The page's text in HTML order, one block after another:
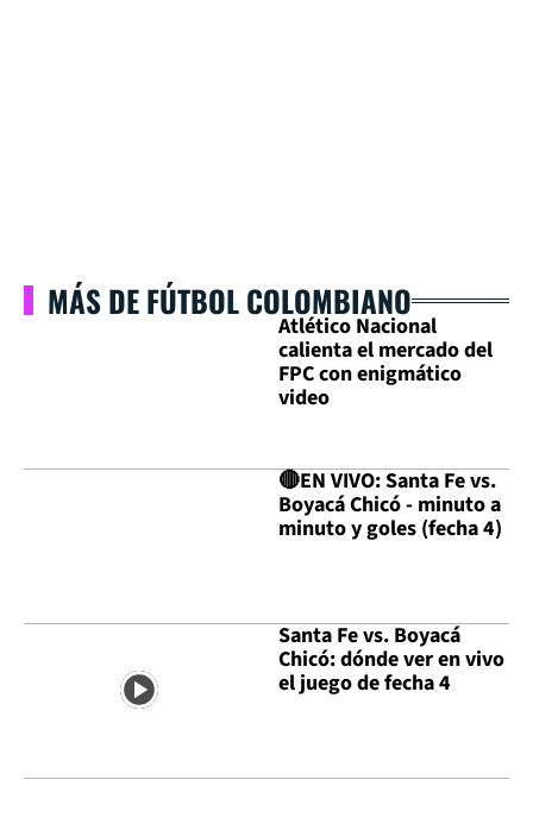
MÁS DE FÚTBOL COLOMBIANO
Atlético Nacional
calienta el mercado del
FPC con enigmático
video
🔴EN VIVO: Santa Fe vs.
Boyacá Chicó - minuto a
minuto y goles (fecha 4)
Santa Fe vs. Boyacá
Chicó: dónde ver en vivo
el juego de fecha 4